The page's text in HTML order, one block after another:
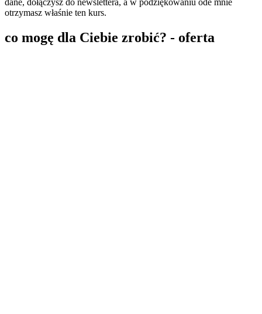
otrzymasz właśnie ten kurs.
co mogę dla Ciebie zrobić? - oferta